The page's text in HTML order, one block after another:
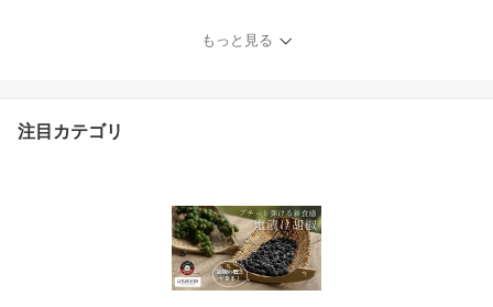
高級 こしょう 生胡椒 塩
漬け 胡椒 天日海塩 無農
もっと見る
注目カテゴリ